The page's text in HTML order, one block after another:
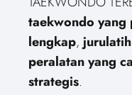
taekwondo yang
lengkap,
peralatan yang
strategis.